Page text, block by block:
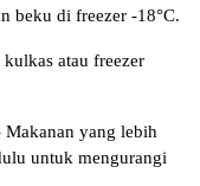
beku di freezer -18°C.
atau freezer
Makanan yang lebih
untuk mengurangi